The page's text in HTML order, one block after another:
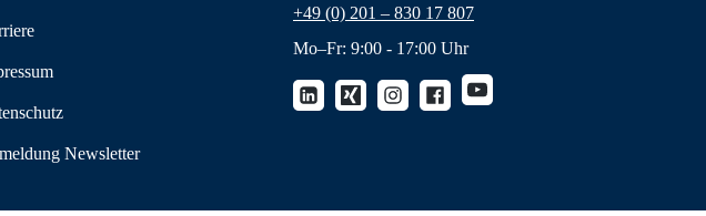
Newsletter
+49 (0) 201 – 830 17 807
Mo–Fr: 9:00 - 17:00 Uhr